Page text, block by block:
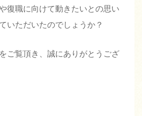
復職に向けて動きたいとの思い
いただいたのでしょうか？
ご覧頂き、誠にありがとうござ